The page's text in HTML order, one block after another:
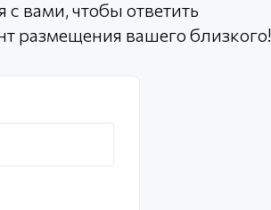
с вами, чтобы ответить
размещения вашего близкого!